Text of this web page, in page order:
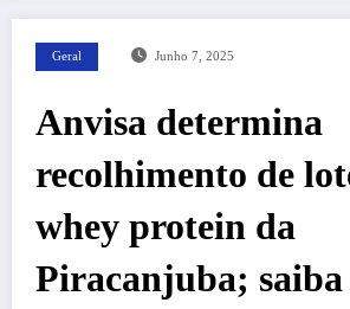
Geral Junho 7, 2025
Anvisa determina
recolhimento de
whey protein da
Piracanjuba;